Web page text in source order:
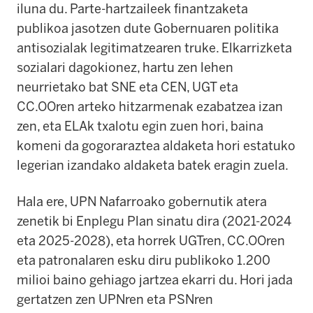
iluna du. Parte-hartzaileek finantzaketa
publikoa jasotzen dute Gobernuaren politika
antisozialak legitimatzearen truke. Elkarrizketa
sozialari dagokionez, hartu zen lehen
neurrietako bat SNE eta CEN, UGT eta
CC.OOren arteko hitzarmenak ezabatzea izan
zen, eta ELAk txalotu egin zuen hori, baina
komeni da gogoraraztea aldaketa hori estatuko
legerian izandako aldaketa batek eragin zuela.
Hala ere, UPN Nafarroako gobernutik atera
zenetik bi Enplegu Plan sinatu dira (2021-2024
eta 2025-2028), eta horrek UGTren, CC.OOren
eta patronalaren esku diru publikoko 1.200
milioi baino gehiago jartzea ekarri du. Hori jada
gertatzen zen UPNren eta PSNren